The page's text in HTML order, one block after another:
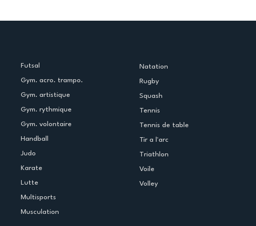
Futsal
Gym. acro. trampo.
Gym. artistique
Gym. rythmique
Gym. volontaire
Handball
Judo
Karate
Lutte
Multisports
Musculation
Natation
Rugby
Squash
Tennis
Tennis de table
Tir a l'arc
Triathlon
Voile
Volley